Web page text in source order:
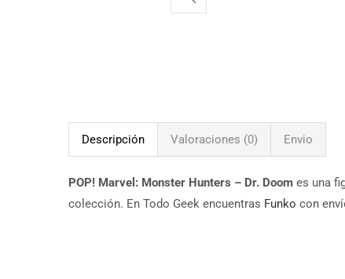
Descripción Valoraciones (0) Envio
POP! Marvel: Monster Hunters – Dr. Doom es una
colección. En Todo Geek encuentras Funko con